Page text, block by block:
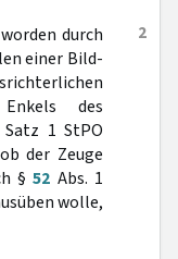
2
durch
einer Bild-
des
1 StPO
der Zeuge
§52 Abs. 1
wolle,